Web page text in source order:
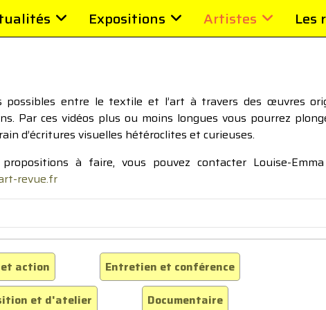
Expositions Artistes Les
entre le textile et l’art à travers des œuvres
Par ces vidéos plus ou moins longues vous pourrez
d’écritures visuelles hétéroclites et curieuses.
à faire, vous pouvez contacter Louise-
revue.fr
action
Entretien et conférence
et d'atelier Documentaire